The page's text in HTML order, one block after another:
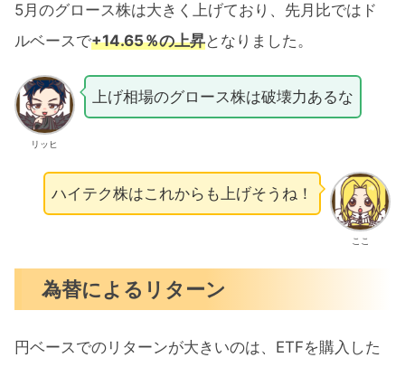
5月のグロース株は大きく上げており、先月比ではド
ルベースで+14.65％の上昇となりました。
リッヒ
上げ相場のグロース株は破壊力あるな
ここ
ハイテク株はこれからも上げそうね！
為替によるリターン
円ベースでのリターンが大きいのは、ETFを購入した